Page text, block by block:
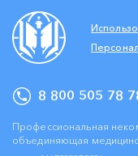
8 800 505 78
Профессиональная
объединяющая